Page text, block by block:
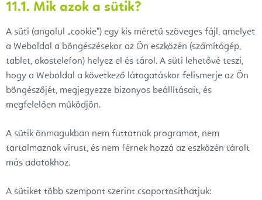
11.1. Mik azok a sütik?
A süti (angolul „cookie") egy kis méretű szöveges fájl, amelyet
a Weboldal a böngészésekor az Ön eszközén (számítógép,
tablet, okostelefon) helyez el és tárol. A süti lehetővé teszi,
hogy a Weboldal a következő látogatáskor felismerje az Ön
böngészőjét, megjegyezze bizonyos beállításait, és
megfelelően működjön.
A sütik önmagukban nem futtatnak programot, nem
tartalmaznak vírust, és nem férnek hozzá az eszközén tárolt
más adatokhoz.
A sütiket több szempont szerint csoportosíthatjuk: